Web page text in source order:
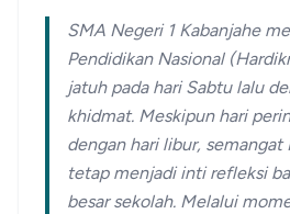
SMA Negeri 1 Kabanjahe
Pendidikan Nasional
jatuh pada hari Sabtu lalu
khidmat. Meskipun hari
dengan hari libur, semangat
tetap menjadi inti refleksi
besar sekolah. Melalui